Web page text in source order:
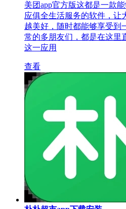
美团app官方版这都是一款
应俱全生活服务的软件，让
越美好，随时都能够享受到
常的多朋友们，都是在这里
这一应用
查看